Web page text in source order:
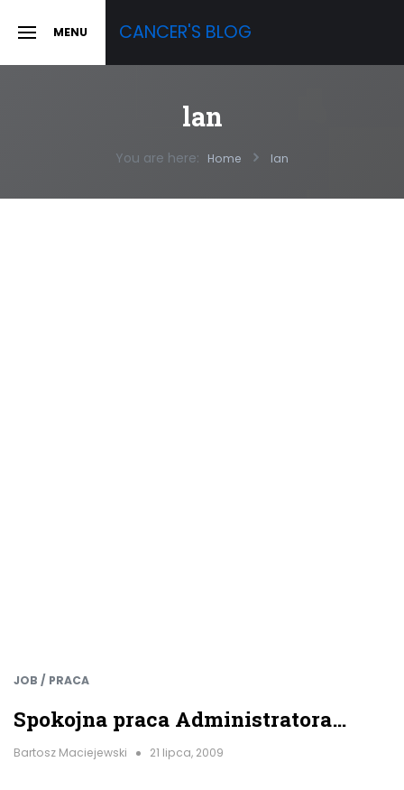
SLIDE MENU CANCER'S BLOG
lan
You are here: Home lan
JOB / PRACA
Spokojna praca Administratora…
Bartosz Maciejewski 21 lipca, 2009